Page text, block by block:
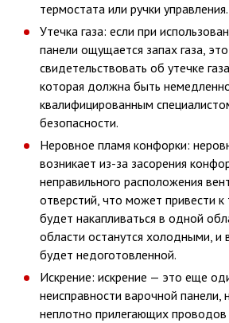
термостата или ручки управления.
Утечка газа: если при
панели ощущается запах газа,
свидетельствовать об утечке
которая должна быть
квалифицированным
безопасности.
Неровное пламя конфорки:
возникает из-за засорения
неправильного расположения
отверстий, что может привести к
будет накапливаться в одной
области останутся холодными, и
будет недоготовленной.
Искрение: искрение — это еще
неисправности варочной панели,
неплотно прилегающих проводов